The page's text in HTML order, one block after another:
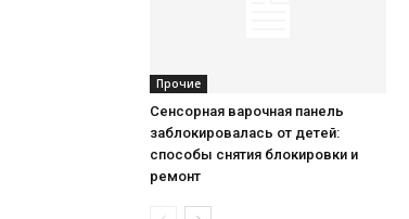
Прочие
Сенсорная варочная панель
заблокировалась от детей:
способы снятия блокировки и
ремонт